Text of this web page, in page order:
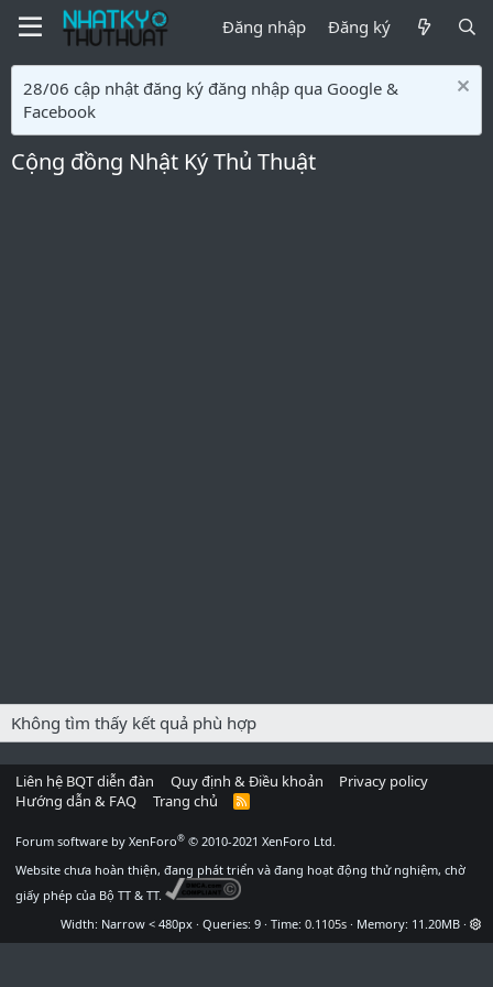
Đăng nhập Đăng ký
28/06 cập nhật đăng ký đăng nhập qua Google &
Facebook
Cộng đồng Nhật Ký Thủ Thuật
Không tìm thấy kết quả phù hợp
Liên hệ BQT diễn đàn Quy định & Điều khoản
Privacy policy
Hướng dẫn & FAQ
Trang chủ
R
Forum software by XenForo® © 2010-2021 XenForo Ltd.
Website chưa hoàn thiện, đang phát triển và đang hoạt động thử nghiệm, chờ
giấy phép của Bộ TT & TT.
Width
Queries 9 Time 0.1105s Memory 11.20MB